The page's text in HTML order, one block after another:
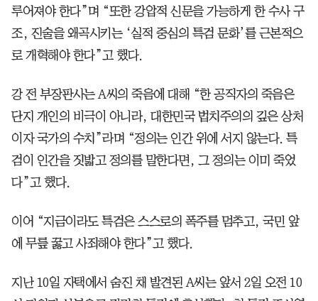
루어져야 한다”며 “또한 강압적 신문을 가능하게 한 수사 구
조, 진술을 왜곡시키는 ‘실적 중심의 특검 문화’를 근본적으
로 개혁해야 한다”고 했다.
강 전 부장판사는 A씨의 죽음에 대해 “한 공직자의 죽음은
단지 개인의 비극이 아니라, 대한민국 법치주의의 깊은 상처
이자 국가의 수치”라며 “정의는 인간 위에 서지 않는다. 특
검이 인간을 짓밟고 정의를 말한다면, 그 정의는 이미 죽었
다”고 했다.
이어 “지금이라도 특검은 스스로의 폭주를 멈추고, 국민 앞
에 무릎 꿇고 사죄해야 한다”고 했다.
지난 10일 자택에서 숨진 채 발견된 A씨는 앞서 2일 오전 10